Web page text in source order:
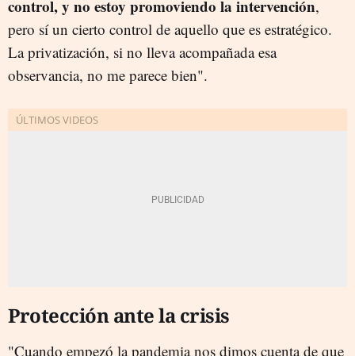
control, y no estoy promoviendo la intervención,
pero sí un cierto control de aquello que es estratégico.
La privatización, si no lleva acompañada esa
observancia, no me parece bien".
Protección ante la crisis
"Cuando empezó la pandemia nos dimos cuenta de que